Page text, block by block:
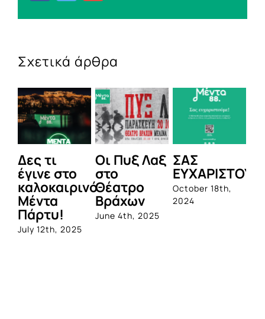
Σχετικά άρθρα
Δες τι
έγινε στο
καλοκαιρινό
Μέντα
Πάρτυ!
July 12th, 2025
Οι Πυξ Λαξ
στο
Θέατρο
Βράχων
June 4th, 2025
ΣΑΣ
October 18th,
2024